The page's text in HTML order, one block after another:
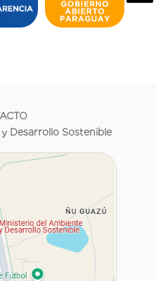
Desarrollo Sostenible